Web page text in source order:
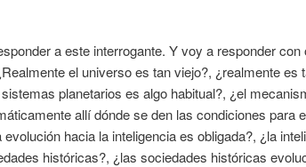
a este interrogante. Y voy a responder con
el uni­verso es tan viejo?, ¿realmente es
planetarios es algo habitual?, ¿el
allí dónde se den las condiciones para
hacia la inteligencia es obligada?, ¿la
históricas?, ¿las sociedades históricas